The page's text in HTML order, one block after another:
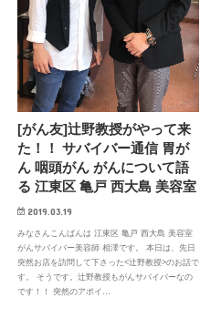
[がん友]辻野教授がやって来
た！！ サバイバー通信 胃が
ん 咽頭がん がんについて語
る 江東区 亀戸 西大島 美容室
2019.03.19
みなさんこんばんは 江東区 亀戸 西大島 美容室
がんサバイバー美容師 相澤です。 本日は、先日
突然お店を訪問して下さった<辻野教授>のお話で
す。 そうです。辻野教授もがんサバイバーなの
です！！ 突然のアポイ…